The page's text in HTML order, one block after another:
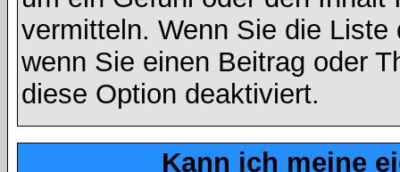
vermitteln. Wenn Sie die
wenn Sie einen Beitrag oder
diese Option deaktiviert.
Kann ich meine